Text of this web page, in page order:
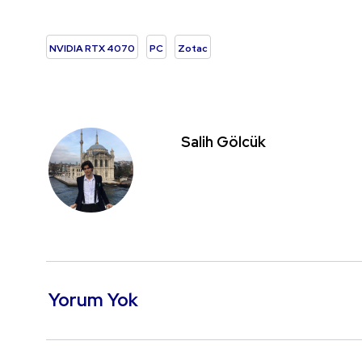
NVIDIA RTX 4070 PC Zotac
Salih Gölcük
Yorum Yok